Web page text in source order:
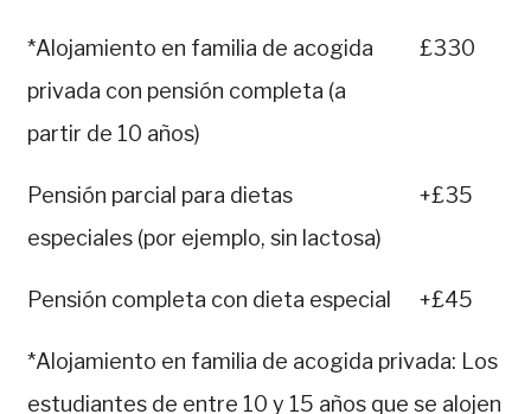
*Alojamiento en familia de acogida
privada con pensión completa (a
partir de 10 años)
£330
Pensión parcial para dietas
especiales (por ejemplo, sin lactosa)
+£35
Pensión completa con dieta especial +£45
*Alojamiento en familia de acogida privada: Los
estudiantes de entre 10 y 15 años que se alojen